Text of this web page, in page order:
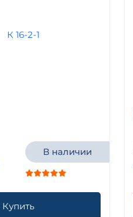
В наличии
Купить